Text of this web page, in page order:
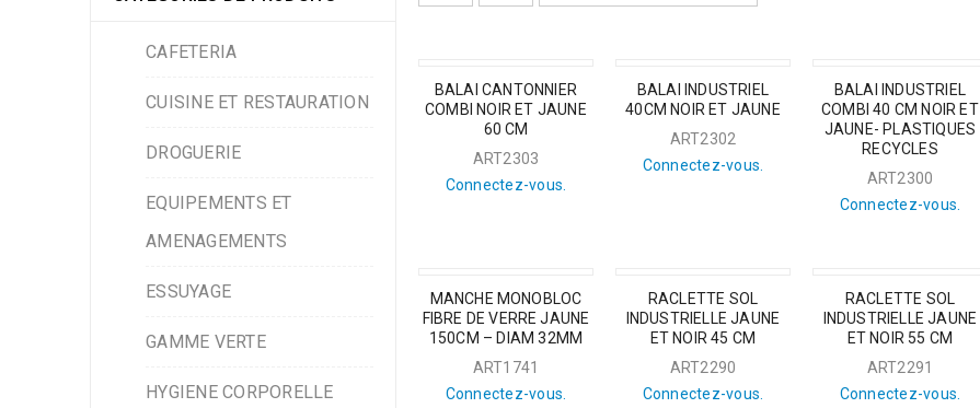
CAFETERIA
CUISINE ET RESTAURATION
DROGUERIE
EQUIPEMENTS ET
AMENAGEMENTS
ESSUYAGE
GAMME VERTE
HYGIENE CORPORELLE
BALAI CANTONNIER
COMBI NOIR ET JAUNE
60 CM
ART2303
Connectez-vous.
BALAI INDUSTRIEL
40CM NOIR ET JAUNE
ART2302
Connectez-vous.
BALAI INDUSTRIEL
COMBI 40 CM NOIR ET
JAUNE- PLASTIQUES
RECYCLES
ART2300
Connectez-vous.
MANCHE MONOBLOC
FIBRE DE VERRE JAUNE
150CM – DIAM 32MM
ART1741
Connectez-vous.
RACLETTE SOL
INDUSTRIELLE JAUNE
ET NOIR 45 CM
ART2290
Connectez-vous.
RACLETTE SOL
INDUSTRIELLE JAUNE
ET NOIR 55 CM
ART2291
Connectez-vous.